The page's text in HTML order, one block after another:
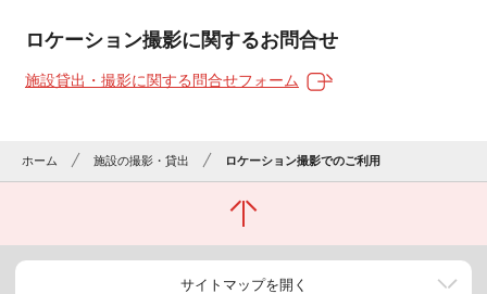
ロケーション撮影に関するお問合せ
施設貸出・撮影に関する問合せフォーム
ホーム 施設の撮影・貸出 ロケーション撮影でのご利用
サイトマップを開く